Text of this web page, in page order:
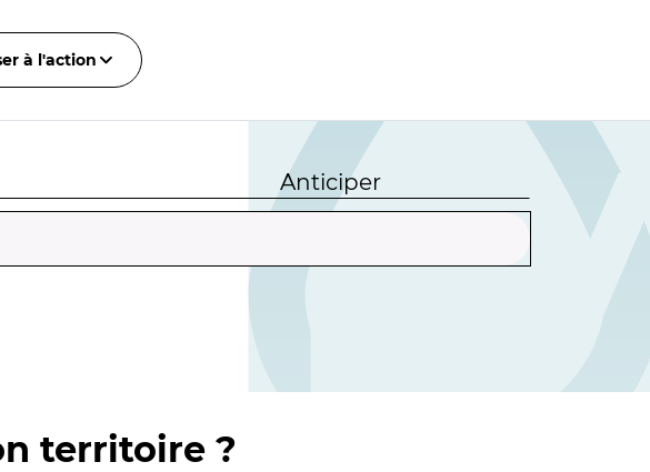
à l'action
Anticiper
territoire ?